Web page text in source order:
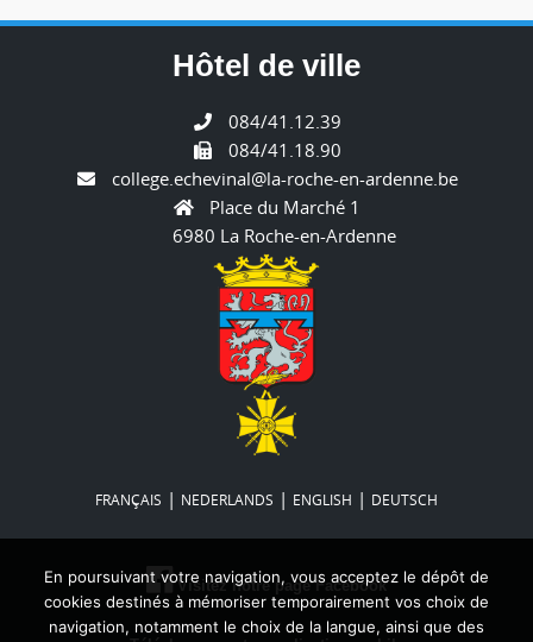
En poursuivant votre navigation, vous acceptez le dépôt de
cookies destinés à mémoriser temporairement vos choix de
navigation, notamment le choix de la langue, ainsi que des
Hôtel de ville
084/41.12.39
084/41.18.90
college.echevinal@la-roche-en-ardenne.be
Place du Marché 1
6980 La Roche-en-Ardenne
FRANÇAIS | NEDERLANDS | ENGLISH | DEUTSCH
Visitez notre page Facebook